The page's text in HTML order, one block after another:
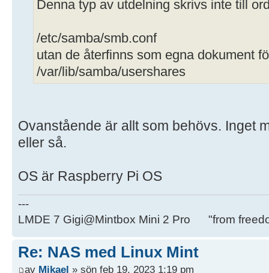
Denna typ av utdelning skrivs inte till
/etc/samba/smb.conf
utan de återfinns som egna dokument
/var/lib/samba/usershares
Ovanstående är allt som behövs. Inget
eller så.
OS är Raspberry Pi OS
---
LMDE 7 Gigi@Mintbox Mini 2 Pro "from
Re: NAS med Linux Mint
av Mikael » sön feb 19, 2023 1:19 pm